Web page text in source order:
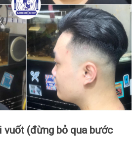
vuốt (đừng bỏ qua bước